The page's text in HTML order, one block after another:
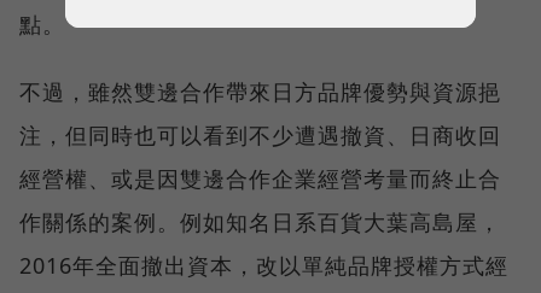
點。
不過，雖然雙邊合作帶來日方品牌優勢與資源挹
注，但同時也可以看到不少遭遇撤資、日商收回
經營權、或是因雙邊合作企業經營考量而終止合
作關係的案例。例如知名日系百貨大葉高島屋，
2016年全面撤出資本，改以單純品牌授權方式經